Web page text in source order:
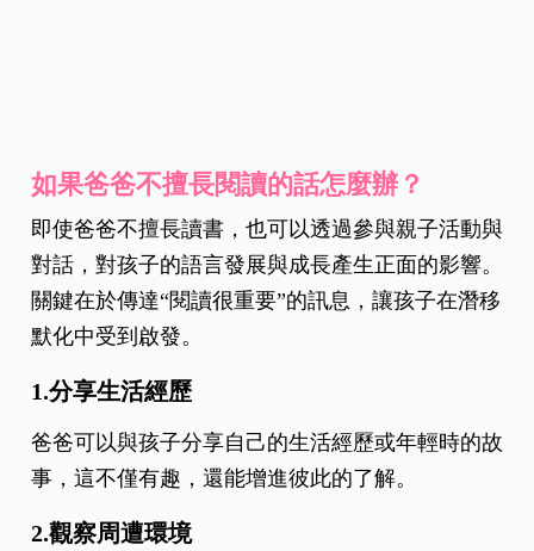
如果爸爸不擅長閱讀的話怎麼辦？
即使爸爸不擅長讀書，也可以透過參與親子活動與
對話，對孩子的語言發展與成長產生正面的影響。
關鍵在於傳達“閱讀很重要”的訊息，讓孩子在潛移
默化中受到啟發。
1.分享生活經歷
爸爸可以與孩子分享自己的生活經歷或年輕時的故
事，這不僅有趣，還能增進彼此的了解。
2.觀察周遭環境